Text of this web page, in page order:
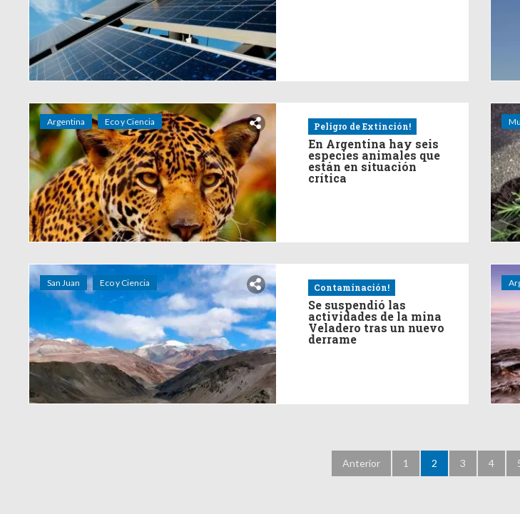
Argentina Eco y Ciencia Peligro de Extinción!
En Argentina hay seis
especies animales que
están en situación
crítica
San Juan Eco y Ciencia Contaminación!
Se suspendió las
actividades de la mina
Veladero tras un nuevo
derrame
Anterior 1 2 3 4